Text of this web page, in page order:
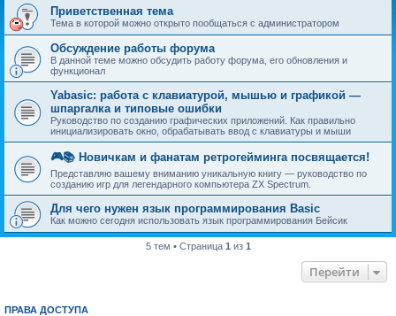
Приветственная тема
Тема в которой можно открыто пообщаться с администратором
Обсуждение работы форума
В данной теме можно обсудить работу форума, его обновления и
функционал
Yabasic: работа с клавиатурой, мышью и графикой —
шпаргалка и типовые ошибки
Руководство по созданию графических приложений. Как правильно
инициализировать окно, обрабатывать ввод с клавиатуры и мыши
🎮📚 Новичкам и фанатам ретрогейминга посвящается!
Представляю вашему вниманию уникальную книгу — руководство по
созданию игр для легендарного компьютера ZX Spectrum.
Для чего нужен язык программирования Basic
Как можно сегодня использовать язык программирования Бейсик
5 тем • Страница 1 из 1
Перейти
ПРАВА ДОСТУПА